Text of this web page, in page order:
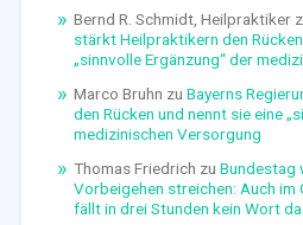
Bernd R. Schmidt, Heilpraktiker
stärkt Heilpraktikern den
„sinnvolle Ergänzung“ der
Marco Bruhn zu Bayerns
den Rücken und nennt sie eine
medizinischen Versorgung
Thomas Friedrich zu Bundestag
Vorbeigehen streichen: Auch im
fällt in drei Stunden kein Wort